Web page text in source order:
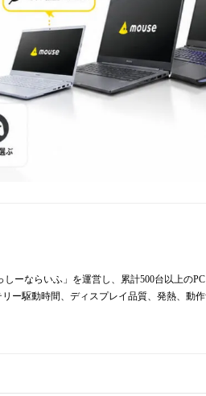
ーならいふ」を運営し、累計500台以上の
ー駆動時間、ディスプレイ品質、発熱、動作